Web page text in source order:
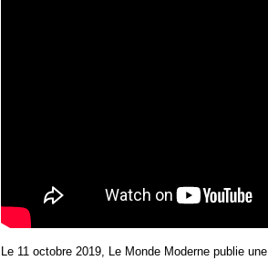
Le 11 octobre 2019, Le Monde Moderne publie une